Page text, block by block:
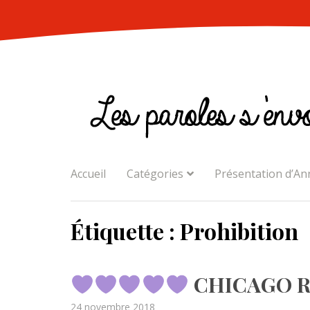
content
Accueil Catégories Présentation
Étiquette : Prohibition
CHICAGO
Posted
24 novembre 2018